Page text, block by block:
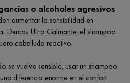
o alcoholes agresivos
aumentar la sensibilidad en
Dercos Ultra Calmante: el shampoo
cabelludo reactivo.
se vuelve sensible, usar un shampoo
diferencia enorme en el confort